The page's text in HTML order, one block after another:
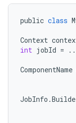
public class
Context
int jobId =
ComponentName
JobInfo .